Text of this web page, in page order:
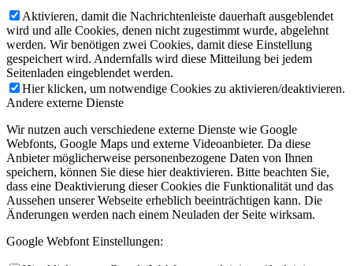
Aktivieren, damit die Nachrichtenleiste dauerhaft ausgeblendet
wird und alle Cookies, denen nicht zugestimmt wurde, abgelehnt
werden. Wir benötigen zwei Cookies, damit diese Einstellung
gespeichert wird. Andernfalls wird diese Mitteilung bei jedem
Seitenladen eingeblendet werden.
Hier klicken, um notwendige Cookies zu aktivieren/deaktivieren.
Andere externe Dienste
Wir nutzen auch verschiedene externe Dienste wie Google
Webfonts, Google Maps und externe Videoanbieter. Da diese
Anbieter möglicherweise personenbezogene Daten von Ihnen
speichern, können Sie diese hier deaktivieren. Bitte beachten Sie,
dass eine Deaktivierung dieser Cookies die Funktionalität und das
Aussehen unserer Webseite erheblich beeinträchtigen kann. Die
Änderungen werden nach einem Neuladen der Seite wirksam.
Google Webfont Einstellungen: